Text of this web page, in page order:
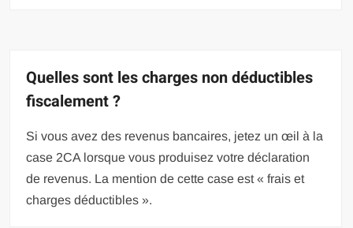
Quelles sont les charges non déductibles
fiscalement ?
Si vous avez des revenus bancaires, jetez un œil à la
case 2CA lorsque vous produisez votre déclaration
de revenus. La mention de cette case est « frais et
charges déductibles ».